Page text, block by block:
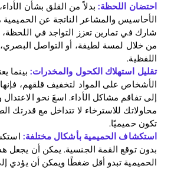
احتضان اللحظة: بدلاً من القلق بشأن
الأحاسيس والمشاعر الناتجة عن
شارك في تمارين تعزز التواجد في
من خلال لمسة لطيفة، أو التواصل البصري،
اللفظية.
تقليل استهلاك الكحول والمخدرات: بينما
الأشخاص على المواد لتخفيف قلقهم، فإنها
إلى تفاقم مشاكل الأداء. اسعَ نحو الاعتدال
محاولاتك للاسترخاء لا تتداخل مع قدرتك
تكون حميميًا.
استكشاف الحميمية بأشكال مختلفة:
بدون توقع القمة الجنسية. يمكن أن يجعل
الحميمية تبدو أقل ضغطًا ويمكن أن يؤدي